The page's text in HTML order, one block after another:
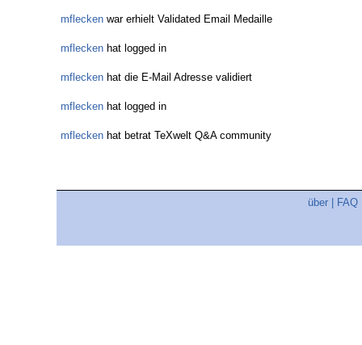
mflecken war erhielt Validated Email Medaille
mflecken hat logged in
mflecken hat die E-Mail Adresse validiert
mflecken hat logged in
mflecken hat betrat TeXwelt Q&A community
über FAQ